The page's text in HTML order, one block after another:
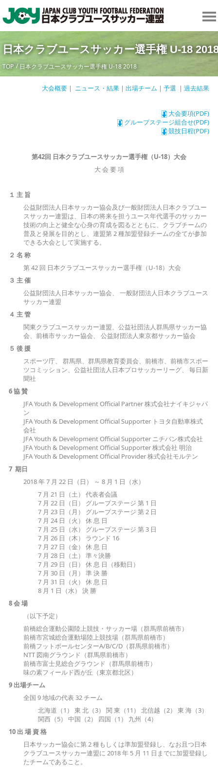
日本クラブユースサッカー選手権 U-18
TOP 日本クラブユースサッカー選手権 U-18 2018
大会概要| ニュース・結果| 出場チーム | 予選 | 過去結果
大会要項(PDF)
グループステージ組合せ(PDF)
競技日程(PDF)
第42回 日本クラブユースサッカー選手権（U-18）大会
大 会 要 項
１ 主 旨
公益財団法人日本サッカー協会及び一般財団法人日本クラブユー
スサッカー連盟は、日本の将来を担うユース年代選手のサッカー
技術の向上と健全な心身の育成を図るとともに、クラブチームの
普及と発展を目的とし、連盟第 2 種加盟登録チームの全てが参加
できる大会として実施する。
２ 名 称
第 42 回 日本クラブユースサッカー選手権（U-18）大会
３ 主 催
公益財団法人日本サッカー協会、 一般財団法人日本クラブユース
サッカー連盟
４ 主 管
関東クラブユースサッカー連盟、公益社団法人群馬県サッカー協
会、前橋市サッカー協会、 公益財団法人東京都サッカー協会
５ 後 援
スポーツ庁、 群馬県、群馬県教育委員会、前橋市、前橋市スポー
ツコミッション、公益社団法人日本プロサッカーリーグ、 毎日新
聞社
6 協 賛
JFA Youth & Development Official Partner 株式会社ナイキジャパ
ン
JFA Youth & Development Official Supporter トヨタ自動車株式
会社
JFA Youth & Development Official Supporter ニチバン株式会社
JFA Youth & Development Official Supporter 株式会社 明治
JFA Youth & Development Official Provider 株式会社モルテン
7 期日
2018 年 7 月 22 日（日） ～ 8 月 1 日（水）
7 月 21 日（土） 代表者会議
7 月 22 日（日） グループステージ 第 1 日
7 月 23 日（月） グループステージ 第 2 日
7 月 24 日（火） 休 息 日
7 月 25 日（水） グループステージ 第 3 日
7 月 26 日（木） ラウンド 16
7 月 27 日（金） 休 息 日
7 月 28 日（土） 準々決勝
7 月 29 日（日） 休 息 日（移動日）
7 月 30 日（月） 準 決 勝
7 月 31 日（火） 休 息 日
8 月 1 日（水） 決 勝
8 会 場
（以下予定）
前橋総合運動公園陸上競技・サッカー場（群馬県前橋市）
前橋市宮城総合運動場陸上競技場（群馬県前橋市）
前橋フットボールセンターA/B/C/D（群馬県前橋市）
NTT 図南グラウンド（群馬県前橋市）
前橋市富士見総合グラウンド（群馬県前橋市）
味の素フィールド西が丘（東京都北区）
9 出場チーム
全国 9 地域の代表 32 チーム
北海道（1） 東 北（3） 関 東（11） 北信越（2） 東 海（3）
関西（5） 中国（2） 四国（1） 九州（4）
10 出 場 資 格
日本サッカー協会に第 2 種もしくは準加盟登録し、なお且つ日本
クラブユースサッカー連盟に 2018 年 5 月 11 日までに加盟登録し
たチームであること。